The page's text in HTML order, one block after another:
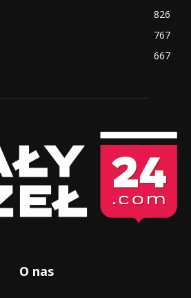
826
767
667
O nas